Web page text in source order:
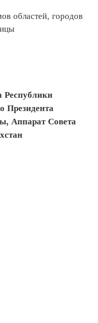
областей, городов
Республики
Президента
, Аппарат Совета